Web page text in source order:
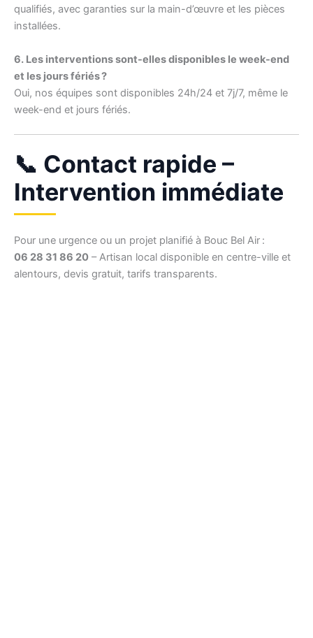
qualifiés, avec garanties sur la main-d’œuvre et les pièces
installées.
6. Les interventions sont-elles disponibles le week-end
et les jours fériés ?
Oui, nos équipes sont disponibles 24h/24 et 7j/7, même le
week-end et jours fériés.
📞 Contact rapide –
Intervention immédiate
Pour une urgence ou un projet planifié à Bouc Bel Air :
06 28 31 86 20 – Artisan local disponible en centre-ville et
alentours, devis gratuit, tarifs transparents.